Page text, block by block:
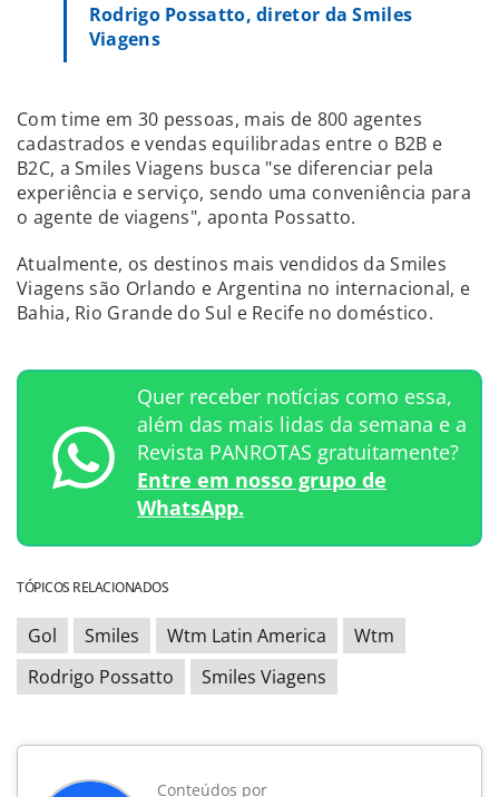
Rodrigo Possatto, diretor da Smiles
Viagens
Com time em 30 pessoas, mais de 800 agentes
cadastrados e vendas equilibradas entre o B2B e
B2C, a Smiles Viagens busca "se diferenciar pela
experiência e serviço, sendo uma conveniência para
o agente de viagens", aponta Possatto.
Atualmente, os destinos mais vendidos da Smiles
Viagens são Orlando e Argentina no internacional, e
Bahia, Rio Grande do Sul e Recife no doméstico.
Quer receber notícias como essa,
além das mais lidas da semana e a
Revista PANROTAS gratuitamente?
Entre em nosso grupo de
WhatsApp.
TÓPICOS RELACIONADOS
Gol Smiles Wtm Latin America
Wtm
Rodrigo Possatto
Smiles Viagens
Conteúdos por